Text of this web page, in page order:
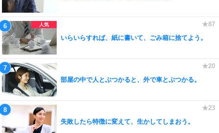
いらいらすれば、紙に書いて、ごみ箱に捨てよう。
部屋の中で人とぶつかると、外で車とぶつかる。
失敗したら特徴に変えて、生かしてしまおう。